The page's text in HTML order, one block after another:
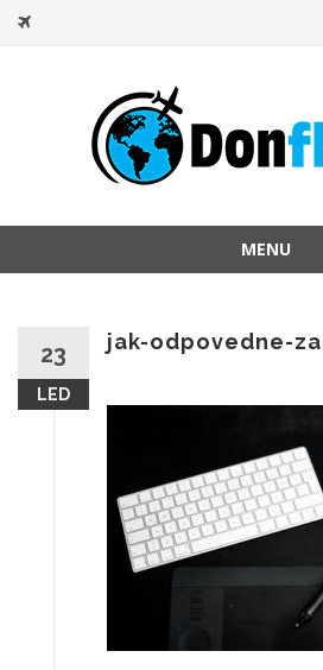
MENU
23
LED
jak-odpovedne-